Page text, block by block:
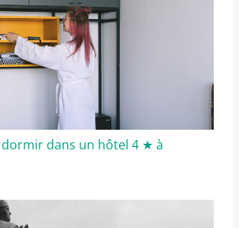
dormir dans un hôtel 4 ★ à